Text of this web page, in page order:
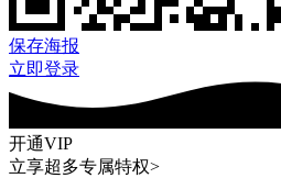
保存海报
立即登录
开通VIP
立享超多专属特权>